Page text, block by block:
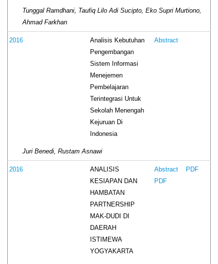
Tunggal Ramdhani, Taufiq Lilo Adi Sucipto, Eko Supri Murtiono,
Ahmad Farkhan
2016
Analisis Kebutuhan
Pengembangan
Sistem Informasi
Menejemen
Pembelajaran
Terintegrasi Untuk
Sekolah Menengah
Kejuruan Di
Indonesia
Abstract
Juri Benedi, Rustam Asnawi
2016
ANALISIS
KESIAPAN DAN
HAMBATAN
PARTNERSHIP
MAK-DUDI DI
DAERAH
ISTIMEWA
YOGYAKARTA
Abstract
PDF
PDF